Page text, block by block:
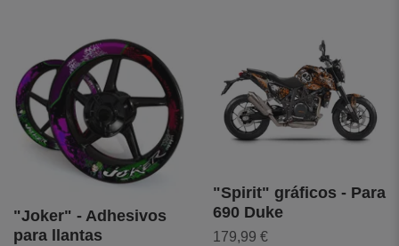
"Joker" - Adhesivos
para llantas
"Spirit" gráficos - Para
690 Duke
179,99 €